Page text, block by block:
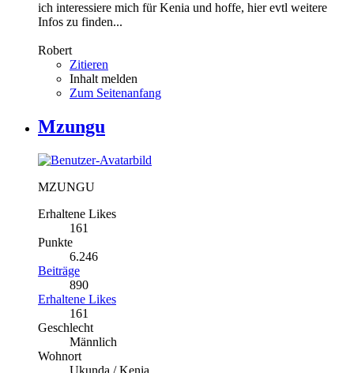
ich interessiere mich für Kenia und hoffe, hier evtl weitere
Infos zu finden...
Robert
Zitieren
Inhalt melden
Zum Seitenanfang
Mzungu
MZUNGU
Erhaltene Likes
161
Punkte
6.246
Beiträge
890
Erhaltene Likes
161
Geschlecht
Männlich
Wohnort
Ukunda / Kenia